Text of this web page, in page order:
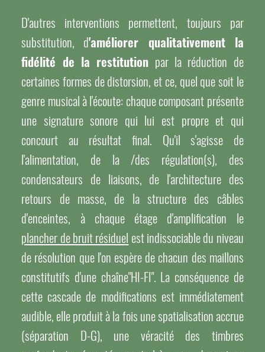
D'autres interventions permettent, toujours par
substitution, d'améliorer qualitativement la
fidélité de la restitution par la réduction de
certaines formes de distorsion, et ce, quel que soit le
genre musical à l'écoute: chaque composant présente
une signature sonore qui lui est propre et qui
concourt au résultat final. Qu'il s'agisse de
l'alimentation, de la /des régulation(s), des
condensateurs de liaisons, de l'architecture des
retours de masse, de la structure des câbles
d'enceintes, à chaque étage d'amplification le
plancher de bruit résiduel est indissociable du niveau
de résolution que l'on espère de chacun des maillons
constitutifs d'une chaîne"HI-FI". La conséquence de
cette cascade de modifications est immédiatement
audible, elle produit à la fois une spatialisation accrue
(séparation D-G), une véracité des timbres